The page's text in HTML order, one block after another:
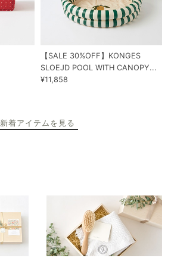
【SALE 30%OFF】KONGES
SLOEJD POOL WITH CANOPY...
¥11,858
新着アイテムを見る